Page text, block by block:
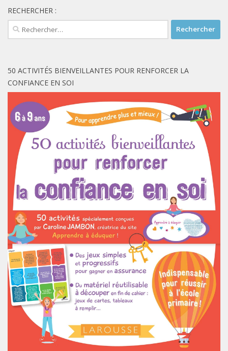
RECHERCHER :
Rechercher :
50 ACTIVITÉS BIENVEILLANTES POUR RENFORCER LA
CONFIANCE EN SOI